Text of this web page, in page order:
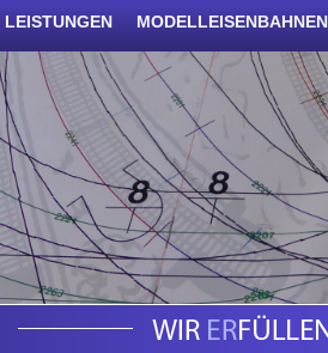
LEISTUNGEN MODELLEISENBAHNEN